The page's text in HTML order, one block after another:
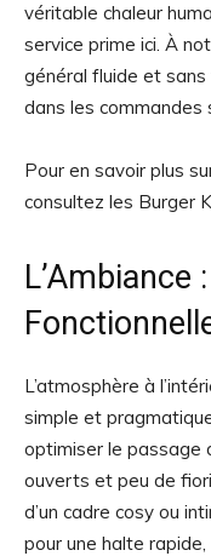
véritable chaleur
service prime ici. À
général fluide et
dans les commandes
Pour en savoir plus
consultez les Burger
L’Ambiance
L’atmosphère à
simple et
optimiser le passage
ouverts et peu de
d’un cadre cosy ou
pour une halte